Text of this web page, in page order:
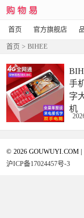
首页 官方旗舰店
首页 > BIHEE
手
字
机
© 2026 GOUWUYI.COM |
沪ICP备17024457号-3